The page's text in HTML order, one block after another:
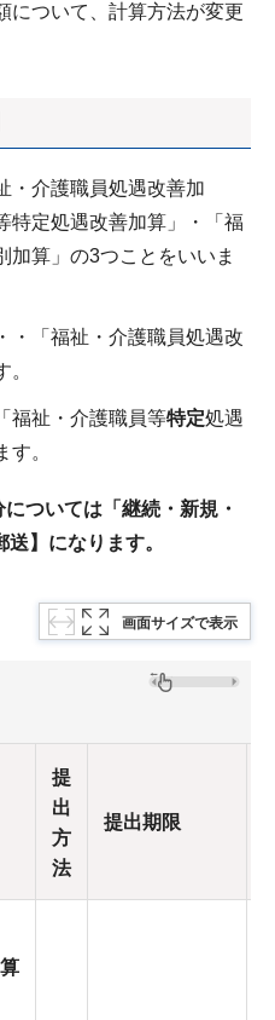
について、計算方法が変更
・介護職員処遇改善加
特定処遇改善加算」・「福
加算」の3つことをいいま
・「福祉・介護職員処遇改
福祉・介護職員等特定処遇
。
ついては「継続・新規・
】になります。
画面サイズで表示
提
出
方
法
提出期限